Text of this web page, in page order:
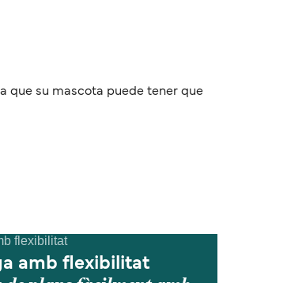
que su mascota puede tener que
amb flexibilitat